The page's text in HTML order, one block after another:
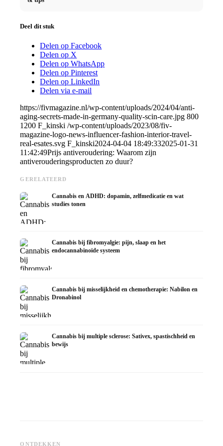
Deel dit stuk
Delen op Facebook
Delen op X
Delen op WhatsApp
Delen op Pinterest
Delen op LinkedIn
Delen via e-mail
https://fivmagazine.nl/wp-content/uploads/2024/04/anti-
aging-secrets-made-in-germany-quality-scin-care.jpg 800
1200 F_kinski /wp-content/uploads/2023/08/fiv-
magazine-logo-news-influencer-fashion-interior-travel-
real-esates.svg F_kinski2024-04-04 18:49:332025-01-31
11:42:49Prijs antiveroudering: Waarom zijn
antiverouderingsproducten zo duur?
GERELATEERD
Cannabis en ADHD: dopamin, zelfmedicatie en wat
studies tonen
Cannabis bij fibromyalgie: pijn, slaap en het
endocannabinoïde systeem
Cannabis bij misselijkheid en chemotherapie: Nabilon en
Dronabinol
Cannabis bij multiple sclerose: Sativex, spastischheid en
bewijs
ONTDEKKEN